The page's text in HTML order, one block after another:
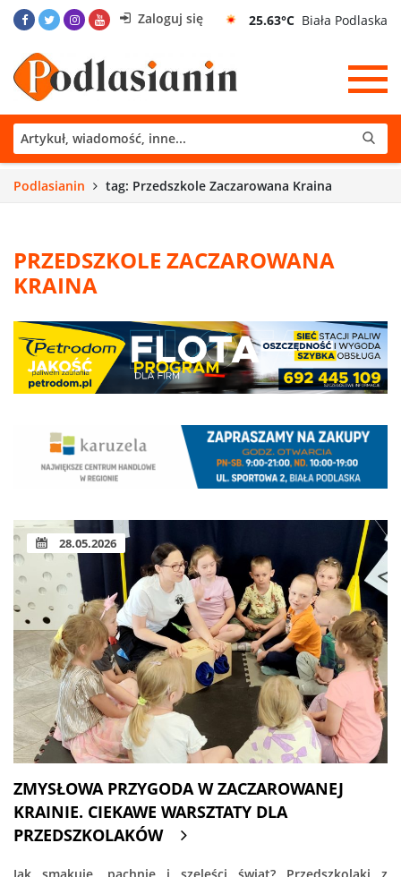
Zaloguj się 25.63°C Biała Podlaska
Podlasianin tag: Przedszkole Zaczarowana Kraina
PRZEDSZKOLE ZACZAROWANA
KRAINA
28.05.2026
ZMYSŁOWA PRZYGODA W ZACZAROWANEJ
KRAINIE. CIEKAWE WARSZTATY DLA
PRZEDSZKOLAKÓW